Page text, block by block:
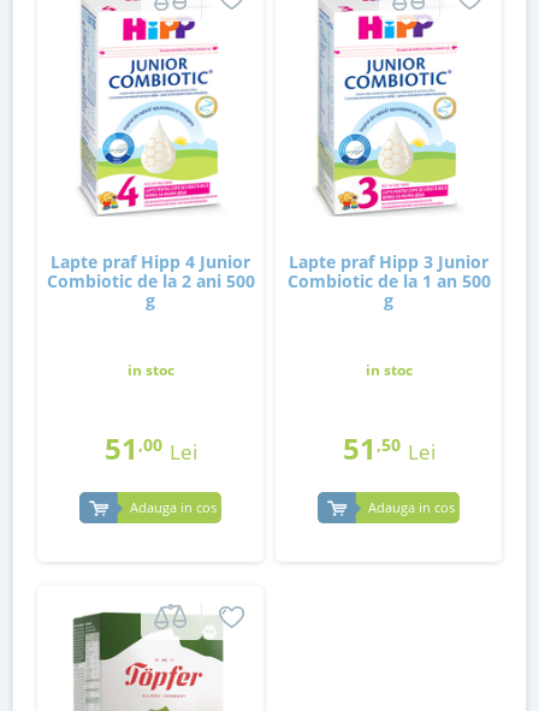
Lapte praf Hipp 4 Junior
Combiotic de la 2 ani 500
g
in stoc
51 ,00 Lei
Adauga in cos
Lapte praf Hipp 3 Junior
Combiotic de la 1 an 500
g
in stoc
51 ,50 Lei
Adauga in cos